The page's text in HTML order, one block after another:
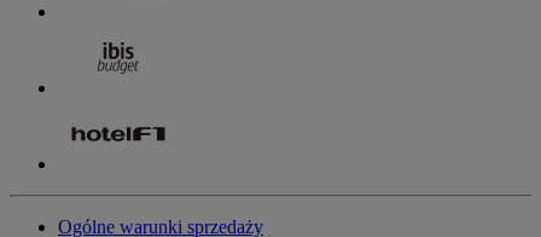
Ogólne warunki sprzedaży